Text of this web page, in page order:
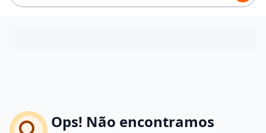
Ops! Não encontramos